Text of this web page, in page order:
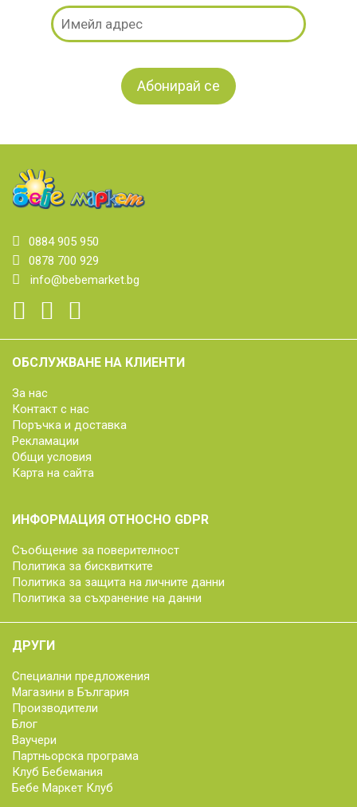
0884 905 950
0878 700 929
info@bebemarket.bg
ОБСЛУЖВАНЕ НА КЛИЕНТИ
За нас
Контакт с нас
Поръчка и доставка
Рекламации
Общи условия
Карта на сайта
ИНФОРМАЦИЯ ОТНОСНО GDPR
Съобщение за поверителност
Политика за бисквитките
Политика за защита на личните данни
Политика за съхранение на данни
ДРУГИ
Специални предложения
Магазини в България
Производители
Блог
Ваучери
Партньорска програма
Клуб Бебемания
Бебе Маркет Клуб